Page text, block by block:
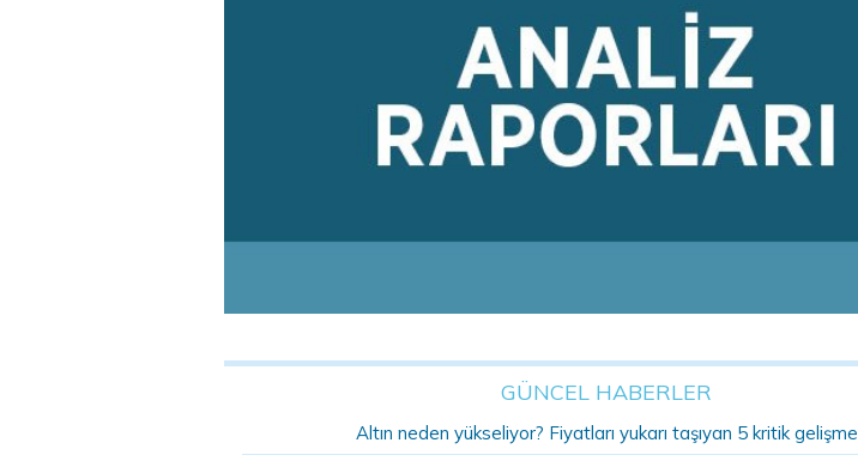
GÜNCEL HABERLER
Altın neden yükseliyor? Fiyatları yukarı taşıyan 5 kritik gelişme